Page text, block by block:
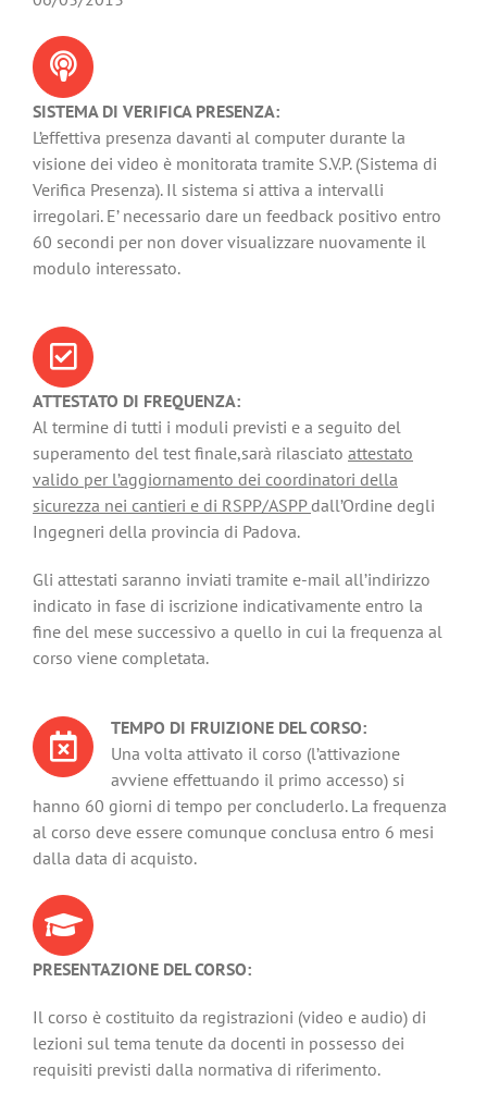
SISTEMA DI VERIFICA PRESENZA:
L’effettiva presenza davanti al computer durante la
visione dei video è monitorata tramite S.V.P. (Sistema di
Verifica Presenza). Il sistema si attiva a intervalli
irregolari. E’ necessario dare un feedback positivo entro
60 secondi per non dover visualizzare nuovamente il
modulo interessato.
ATTESTATO DI FREQUENZA:
Al termine di tutti i moduli previsti e a seguito del
superamento del test finale,sarà rilasciato attestato
valido per l’aggiornamento dei coordinatori della
sicurezza nei cantieri e di RSPP/ASPPdall’Ordine degli
Ingegneri della provincia di Padova.
Gli attestati saranno inviati tramite e-mail all’indirizzo
indicato in fase di iscrizione indicativamente entro la
fine del mese successivo a quello in cui la frequenza al
corso viene completata.
TEMPO DI FRUIZIONE DEL CORSO:
Una volta attivato il corso (l’attivazione
avviene effettuando il primo accesso) si
hanno 60 giorni di tempo per concluderlo. La frequenza
al corso deve essere comunque conclusa entro 6 mesi
dalla data di acquisto.
PRESENTAZIONE DEL CORSO:
Il corso è costituito da registrazioni (video e audio) di
lezioni sul tema tenute da docenti in possesso dei
requisiti previsti dalla normativa di riferimento.